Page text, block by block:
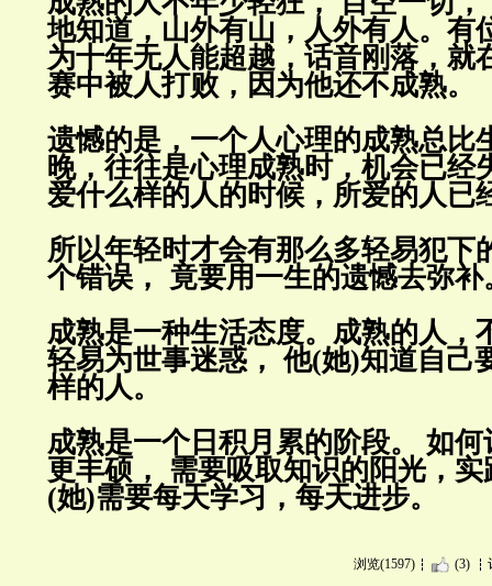
地知道，山外有山，人外有人。有
为十年无人能超越，话音刚落，就
赛中被人打败，因为他还不成熟。
遗憾的是，一个人心理的成熟总比
晚，往往是心理成熟时，机会已经
爱什么样的人的时候，所爱的人已
所以年轻时才会有那么多轻易犯下
个错误， 竟要用一生的遗憾去弥补
成熟是一种生活态度。成熟的人，
轻易为世事迷惑， 他(她)知道自己
样的人。
成熟是一个日积月累的阶段。 如
更丰硕， 需要吸取知识的阳光，
(她)需要每天学习，每天进步。
浏览(1597) (3)